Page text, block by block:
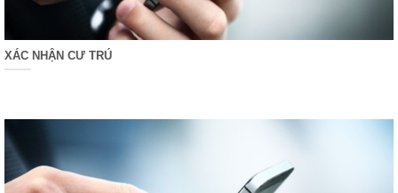
XÁC NHẬN CƯ TRÚ